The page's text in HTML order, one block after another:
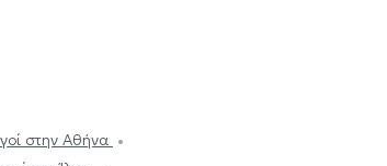
στην Αθήνα